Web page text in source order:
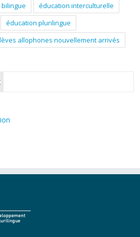
éducation interculturelle
éducation plurilingue
allophones nouvellement arrivés